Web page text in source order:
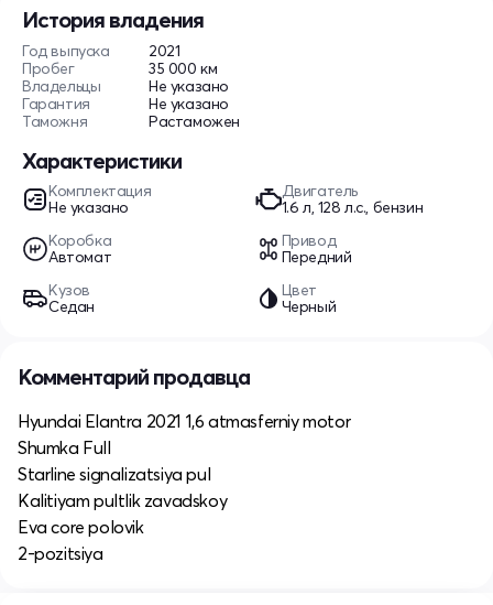
История владения
Год выпуска
2021
Пробег
35 000 км
Владельцы
Не указано
Гарантия
Не указано
Таможня
Растаможен
Характеристики
Комплектация
Не указано
Двигатель
1.6 л, 128 л.с., бензин
Коробка
Автомат
Привод
Передний
Кузов
Седан
Цвет
Черный
Комментарий продавца
Hyundai Elantra 2021 1,6 atmasferniy motor
Shumka Full
Starline signalizatsiya pul
Kalitiyam pultlik zavadskoy
Eva core polovik
2-pozitsiya